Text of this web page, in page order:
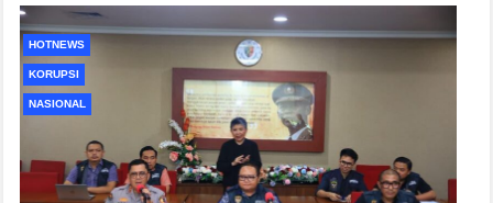
HOTNEWS
KORUPSI
NASIONAL